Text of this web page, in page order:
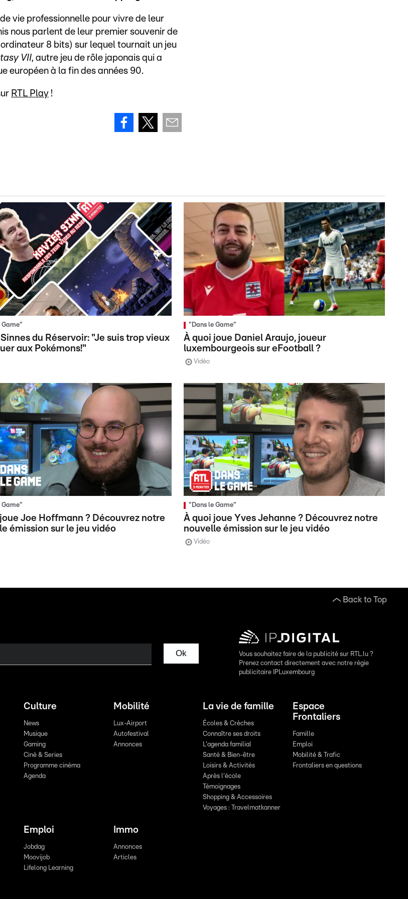
vie professionnelle pour vivre de leur
nous parlent de leur premier souvenir de
8 bits) sur lequel tournait un jeu
VII, autre jeu de rôle japonais qui a
européen à la fin des années 90.
RTL Play !
Game"
du Réservoir: "Je suis trop vieux
aux Pokémons!"
"Dans le Game"
À quoi joue Daniel Araujo, joueur
luxembourgeois sur eFootball ?
Vidéo
Game"
Joe Hoffmann ? Découvrez notre
émission sur le jeu vidéo
"Dans le Game"
À quoi joue Yves Jehanne ? Découvrez notre
nouvelle émission sur le jeu vidéo
Vidéo
Back to Top
Ok
Vous souhaitez faire de la publicité sur RTL.lu ?
Prenez contact directement avec notre régie
publicitaire IPLuxembourg
Culture
News
Musique
Gaming
Ciné & Series
Programme cinéma
Agenda
Mobilité
Lux-Airport
Autofestival
Annonces
La vie de famille
Écoles & Crèches
Connaître ses droits
L'agenda familial
Santé & Bien-être
Loisirs & Activités
Après l'école
Témoignages
Shopping & Accessoires
Voyages : Travelmatkanner
Espace
Frontaliers
Famille
Emploi
Mobilité & Trafic
Frontaliers en questions
Emploi
Jobdag
Moovijob
Lifelong Learning
Immo
Annonces
Articles